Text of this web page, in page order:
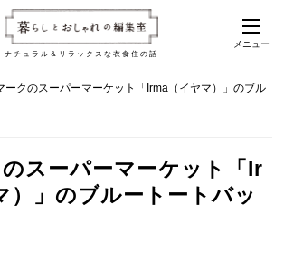
ナチュラル＆リラックスな衣食住の話
メニュー
ークのスーパーマーケット「Irma（イヤマ）」のブル
スーパーマーケット「Ir
）」のブルートートバッ